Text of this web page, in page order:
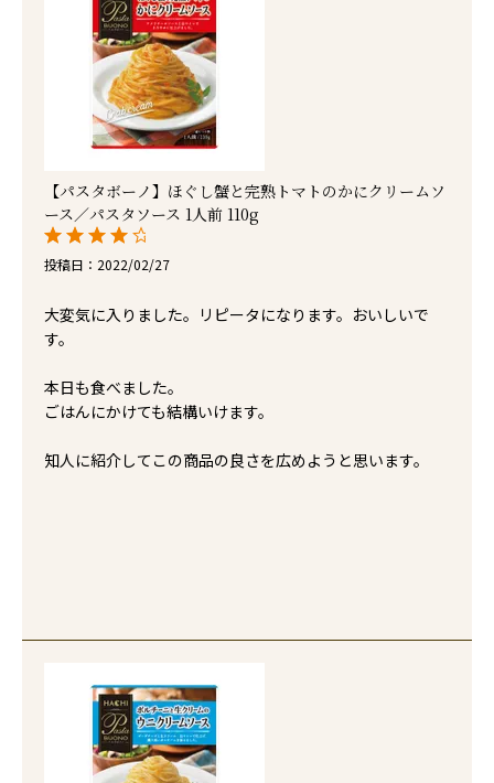
【パスタボーノ】ほぐし蟹と完熟トマトのかにクリームソ
ース／パスタソース 1人前 110g
投稿日 2022/02/27
大変気に入りました。リピータになります。おいしいで
す。
本日も食べました。
ごはんにかけても結構いけます。
知人に紹介してこの商品の良さを広めようと思います。